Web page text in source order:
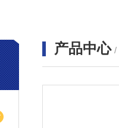
产品中心 /